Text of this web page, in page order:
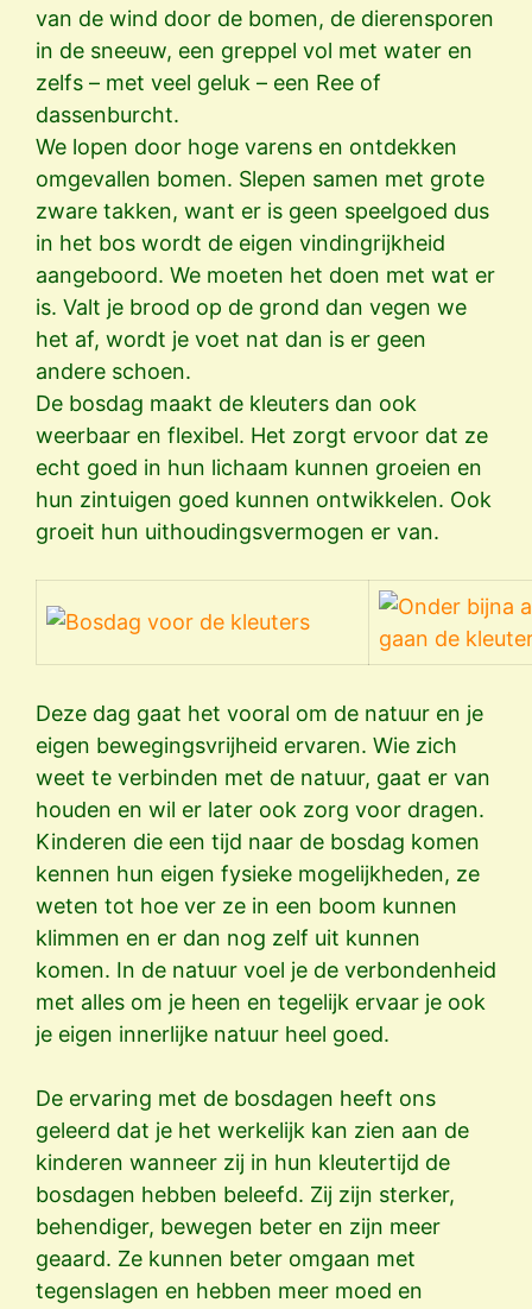
van de wind door de bomen, de dierensporen
in de sneeuw, een greppel vol met water en
zelfs – met veel geluk – een Ree of
dassenburcht.
We lopen door hoge varens en ontdekken
omgevallen bomen. Slepen samen met grote
zware takken, want er is geen speelgoed dus
in het bos wordt de eigen vindingrijkheid
aangeboord. We moeten het doen met wat er
is. Valt je brood op de grond dan vegen we
het af, wordt je voet nat dan is er geen
andere schoen.
De bosdag maakt de kleuters dan ook
weerbaar en flexibel. Het zorgt ervoor dat ze
echt goed in hun lichaam kunnen groeien en
hun zintuigen goed kunnen ontwikkelen. Ook
groeit hun uithoudingsvermogen er van.
Deze dag gaat het vooral om de natuur en je
eigen bewegingsvrijheid ervaren. Wie zich
weet te verbinden met de natuur, gaat er van
houden en wil er later ook zorg voor dragen.
Kinderen die een tijd naar de bosdag komen
kennen hun eigen fysieke mogelijkheden, ze
weten tot hoe ver ze in een boom kunnen
klimmen en er dan nog zelf uit kunnen
komen. In de natuur voel je de verbondenheid
met alles om je heen en tegelijk ervaar je ook
je eigen innerlijke natuur heel goed.
De ervaring met de bosdagen heeft ons
geleerd dat je het werkelijk kan zien aan de
kinderen wanneer zij in hun kleutertijd de
bosdagen hebben beleefd. Zij zijn sterker,
behendiger, bewegen beter en zijn meer
geaard. Ze kunnen beter omgaan met
tegenslagen en hebben meer moed en